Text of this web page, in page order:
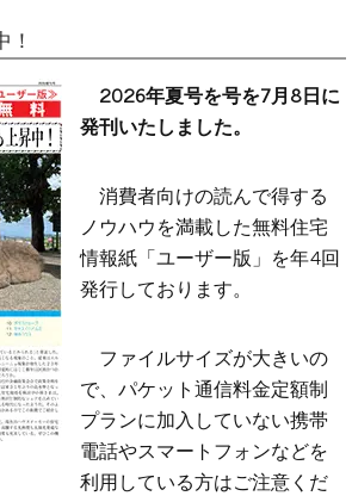
！
2026年夏号を号を7月8日に
発刊いたしました。
消費者向けの読んで得する
ノウハウを満載した無料住宅
情報紙「ユーザー版」を年4回
発行しております。
ファイルサイズが大きいの
で、パケット通信料金定額制
プランに加入していない携帯
電話やスマートフォンなどを
利用している方はご注意くだ